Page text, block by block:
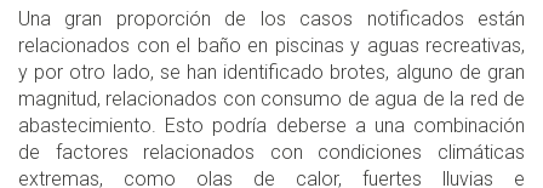
Una gran proporción de los casos notificados están
relacionados con el baño en piscinas y aguas recreativas,
y por otro lado, se han identificado brotes, alguno de gran
magnitud, relacionados con consumo de agua de la red de
abastecimiento. Esto podría deberse a una combinación
de factores relacionados con condiciones climáticas
extremas, como olas de calor, fuertes lluvias e